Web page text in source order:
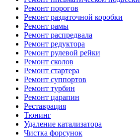
Ремонт порогов
Ремонт раздаточной коробки
Ремонт рамы
Ремонт распредвала
Ремонт редуктора
Ремонт рулевой рейки
Ремонт сколов
Ремонт стартера
Ремонт суппортов
Ремонт турбин
Ремонт царапин
Реставрация
Тюнинг
Удаление катализатора
Чистка форсунок